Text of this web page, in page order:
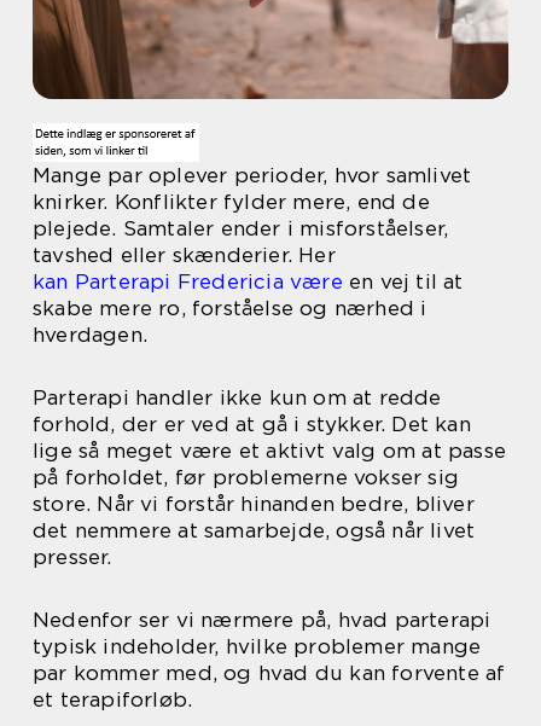
Mange par oplever perioder, hvor samlivet
knirker. Konflikter fylder mere, end de
plejede. Samtaler ender i misforståelser,
tavshed eller skænderier. Her
kan Parterapi Fredericia være en vej til at
skabe mere ro, forståelse og nærhed i
hverdagen.
Parterapi handler ikke kun om at redde
forhold, der er ved at gå i stykker. Det kan
lige så meget være et aktivt valg om at passe
på forholdet, før problemerne vokser sig
store. Når vi forstår hinanden bedre, bliver
det nemmere at samarbejde, også når livet
presser.
Nedenfor ser vi nærmere på, hvad parterapi
typisk indeholder, hvilke problemer mange
par kommer med, og hvad du kan forvente af
et terapiforløb.